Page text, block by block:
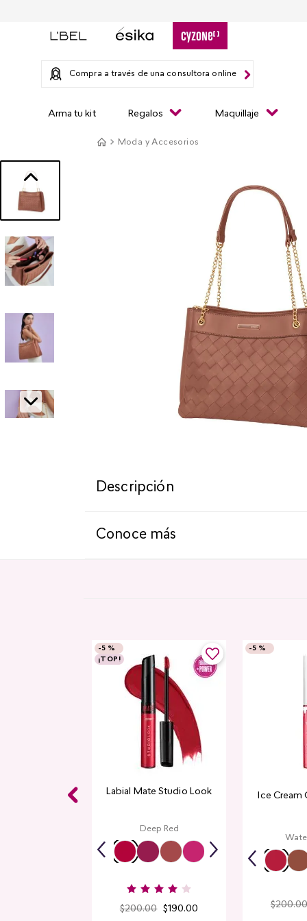
Compra a través de una consultora online
Arma tu kit Regalos Maquillaje
Moda y Accesorios
Descripción
Conoce más
-5 %
¡TOP!
Labial Mate Studio Look
Deep Red
$200.00 $190.00
-5 %
Ice Cream
$200.